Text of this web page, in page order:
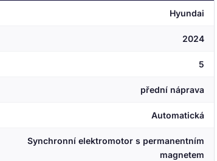
Hyundai
2024
5
přední náprava
Automatická
Synchronní elektromotor s permanentním
magnetem